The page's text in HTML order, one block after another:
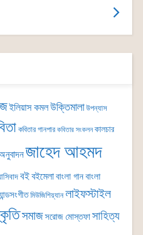
ইলিয়াস কমলউক্তিমালা উপন্যাস
কবিতার গানপার কবিতার সংকলন কালচার
জাহেদ আহমদ
বইবইমেলাবাংলা গানবাংলা
মিউজিশিয়্যান লাইফস্টাইল
সমাজসরোজ মোস্তফাসাহিত্য